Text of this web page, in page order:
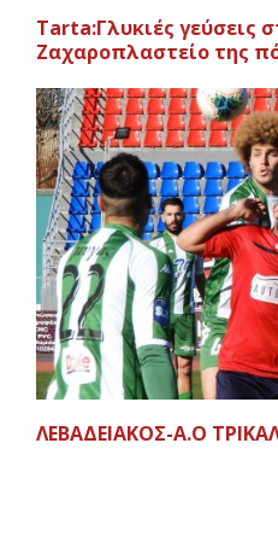
Τarta:Γλυκιές γεύσεις
Ζαχαροπλαστείο της
ΛΕΒΑΔΕΙΑΚΟΣ-Α.Ο